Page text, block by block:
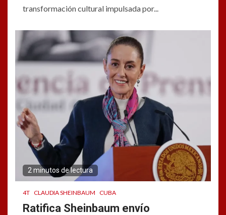
transformación cultural impulsada por...
2 minutos de lectura
4T CLAUDIA SHEINBAUM CUBA
Ratifica Sheinbaum envío